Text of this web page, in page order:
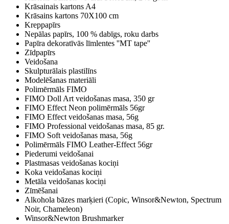
Krāsainais kartons A4
Krāsains kartons 70X100 cm
Kreppapīrs
Nepālas papīrs, 100 % dabīgs, roku darbs
Papīra dekoratīvās līmlentes ''MT tape''
Zīdpapīrs
Veidošana
Skulpturālais plastilīns
Modelēšanas materiāli
Polimērmāls FIMO
FIMO Doll Art veidošanas masa, 350 gr
FIMO Effect Neon polimērmāls 56gr
FIMO Effect veidošanas masa, 56g
FIMO Professional veidošanas masa, 85 gr.
FIMO Soft veidošanas masa, 56g
Polimērmāls FIMO Leather-Effect 56gr
Piederumi veidošanai
Plastmasas veidošanas kociņi
Koka veidošanas kociņi
Metāla veidošanas kociņi
Zīmēšanai
Alkohola bāzes marķieri (Copic, Winsor&Newton, Spectrum
Noir, Chameleon)
Winsor&Newton Brushmarker